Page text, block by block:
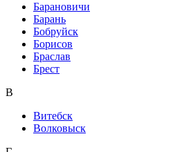
Барановичи
Барань
Бобруйск
Борисов
Браслав
Брест
В
Витебск
Волковыск